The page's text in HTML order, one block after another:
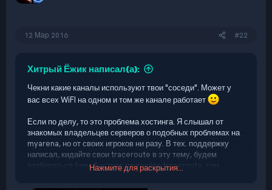
12 Мар 2016 #22
Хитрый Ёжик написал(а):
Чекни какие каналы используют твои "соседи". Может у
вас всех WiFI на одном и том же канале работает
Если по делу, то это проблема хостинга. Я слышал от
знакомых владельцев серверов о подобных проблемах на
myarena, но от своих игроков ни разу. В тех. поддержку
написал, кидайте свои traceroute в эту тему, будем
разбираться (чем быстрее пришлёте traceroute, тем
Нажмите для раскрытия...